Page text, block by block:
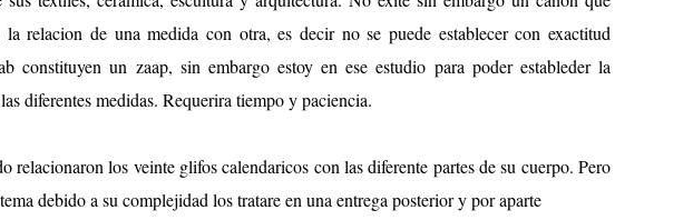
la relacion de una medida con otra, es decir no se puede establecer con exactitud
constituyen un zaap, sin embargo estoy en ese estudio para poder estableder la
diferentes medidas. Requerira tiempo y paciencia.
relacionaron los veinte glifos calendaricos con las diferente partes de su cuerpo. Pero
debido a su complejidad los tratare en una entrega posterior y por aparte